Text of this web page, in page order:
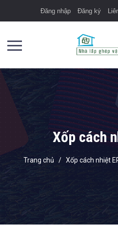
Đăng nhập Đăng ký
Xốp cách
Trang chủ / Xốp cách nhiệt